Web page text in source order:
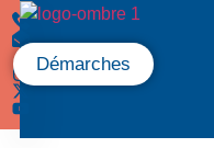
Démarches